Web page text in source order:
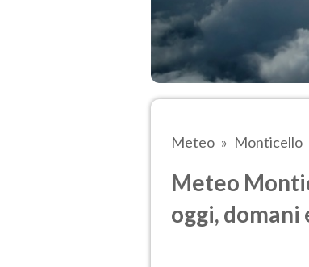
Meteo Monticello
Meteo
oggi, domani